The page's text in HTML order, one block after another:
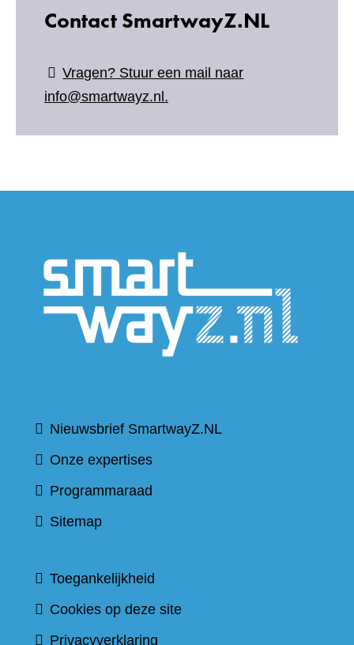
website)
Contact SmartwayZ.NL
Vragen? Stuur een mail naar
info@smartwayz.nl.
Nieuwsbrief SmartwayZ.NL
Onze expertises
Programmaraad
Sitemap
Toegankelijkheid
Cookies op deze site
Privacyverklaring